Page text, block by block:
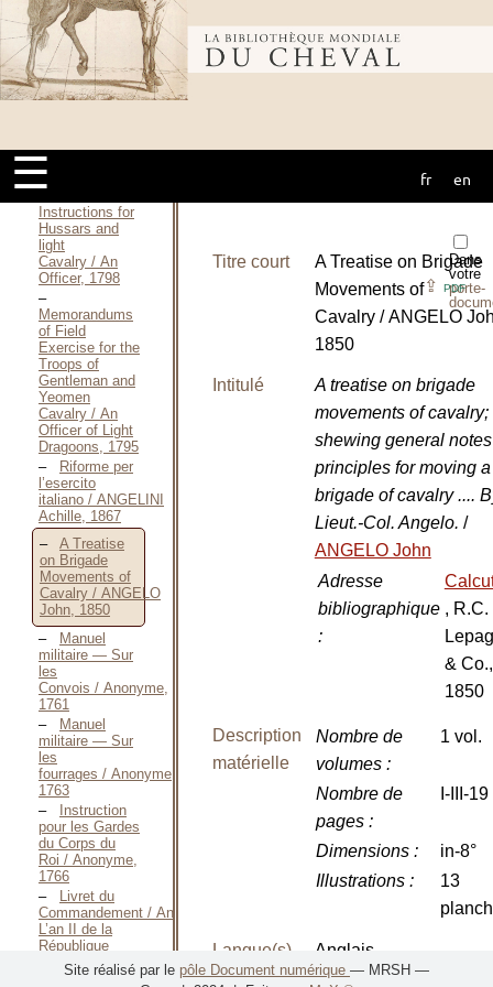
Bibliothèque
mondiale du
cheval
☰ fr en
1863
Études
tactiques pour
l’Instruction
dans les
Camps / AMBERT
Alexandre-Jules
BARON, 1865
Instructions for
Hussars and
light
Cavalry / An
Officer, 1798
Memorandums
of Field
Exercise for the
Troops of
Gentleman and
Yeomen
Cavalry / An
Officer of Light
Dragoons, 1795
Riforme per
l’esercito
italiano / ANGELINI
Achille, 1867
A Treatise
on Brigade
Movements of
Cavalry / ANGELO
John, 1850
Manuel
militaire — Sur
les
Convois / Anonyme,
1761
Manuel
militaire — Sur
les
fourrages / Anonyme,
1763
Instruction
pour les Gardes
du Corps du
Roi / Anonyme,
1766
Livret du
Commandement / Anonyme,
L’an II de la
République
Manuel de la
Cavalerie / Anonyme,
Dans
votre
porte-
⇪ PDF
Titre court
A Treatise on Brigade
Movements of
Cavalry / ANGELO
1850
Intitulé
A treatise on brigade
movements of cavalry;
shewing general
principles for moving a
brigade of cavalry ....
Lieut.-Col. Angelo. /
ANGELO John
Adresse
bibliographique
:
, R.C.
& Co.,
1850
Description
matérielle
Nombre de
volumes:
1 vol.
Nombre de
pages:
I-III-19
Dimensions:
in-8°
Illustrations:
13
Langue(s) Anglais
Site réalisé par le pôle Document numérique — MRSH —